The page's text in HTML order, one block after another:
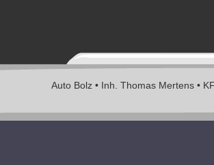
Auto Bolz • Inh. Thomas Mertens •